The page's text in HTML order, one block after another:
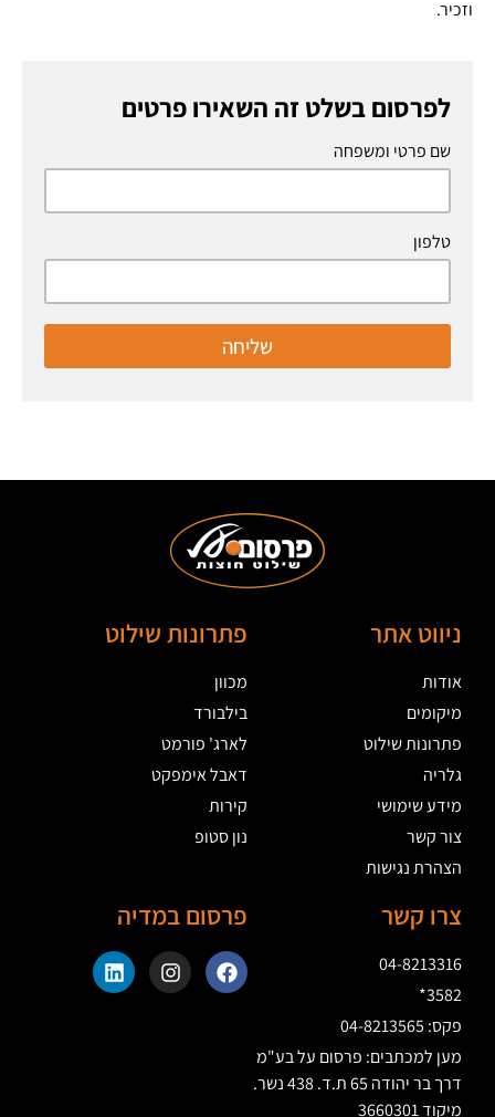
וזכיר.
לפרסום בשלט זה השאירו פרטים
שם פרטי ומשפחה
טלפון
שליחה
ניווט אתר
אודות
מיקומים
פתרונות שילוט
גלריה
מידע שימושי
צור קשר
הצהרת נגישות
פתרונות שילוט
מכוון
בילבורד
לארג' פורמט
דאבל אימפקט
קירות
נון סטופ
צרו קשר
04-8213316
3582*
פקס: 04-8213565
מען למכתבים: פרסום על בע"מ
דרך בר יהודה 65 ת.ד. 438 נשר.
מיקוד 3660301
פרסום במדיה